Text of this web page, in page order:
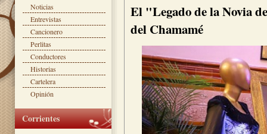
El "Legado de la Novia
del Chamamé
Noticias
Entrevistas
Cancionero
Perlitas
Conductores
Historias
Cartelera
Opinión
Corrientes